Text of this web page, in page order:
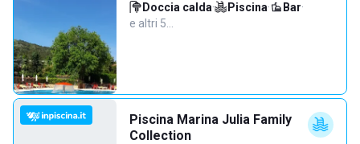
Doccia calda· Piscina· Bar·
e altri 5…
Piscina Marina Julia Family
Collection